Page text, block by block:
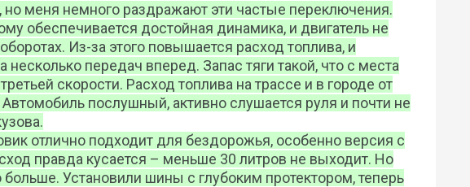
но меня немного раздражают эти частые переключения.
обеспечивается достойная динамика, и двигатель не
Из-за этого повышается расход топлива, и
несколько передач вперед. Запас тяги такой, что с места
скорости. Расход топлива на трассе и в городе от
послушный, активно слушается руля и почти не
отлично подходит для бездорожья, особенно версия с
правда кусается – меньше 30 литров не выходит. Но
Установили шины с глубоким протектором, теперь